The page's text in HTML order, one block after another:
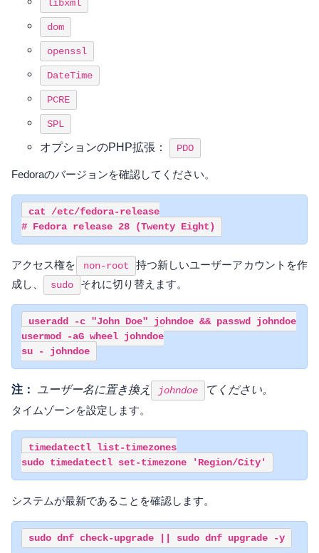
libxml
dom
openssl
DateTime
PCRE
SPL
オプションのPHP拡張： PDO
Fedoraのバージョンを確認してください。
cat /etc/fedora-release
アクセス権を non-root
持つ新しいユーザーアカウントを作
成し、
sudo それに切り替えます。
useradd -c "John Doe" johndoe && passwd johndoe
usermod -aG wheel johndoe
注： ユーザー名に置き換え johndoe
てください。
タイムゾーンを設定します。
timedatectl list-timezones
システムが最新であることを確認します。